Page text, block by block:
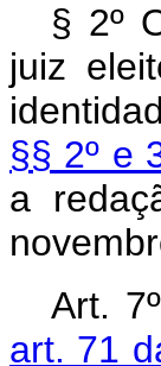
§ 2º
juiz
§§ 2º e
a
Art.
art. 71